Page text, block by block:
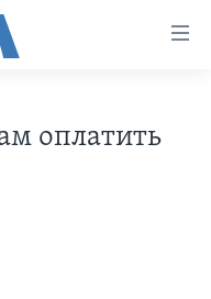
оплатить